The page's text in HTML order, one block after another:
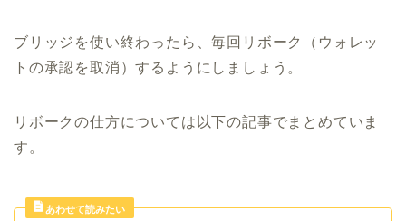
ブリッジを使い終わったら、毎回リボーク（ウォレッ
トの承認を取消）するようにしましょう。
リボークの仕方については以下の記事でまとめていま
す。